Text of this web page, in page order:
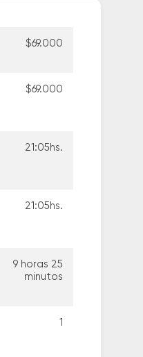
$69.000
$69.000
21:05hs.
21:05hs.
9 horas 25
minutos
1